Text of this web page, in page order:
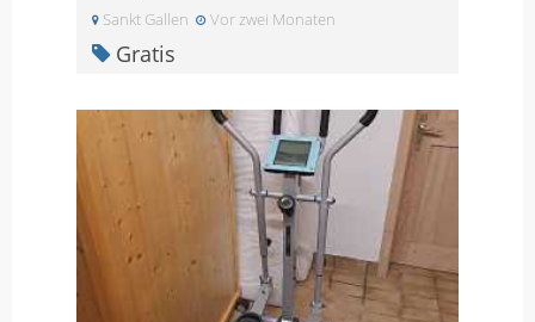
Sankt Gallen Vor zwei Monaten
Gratis